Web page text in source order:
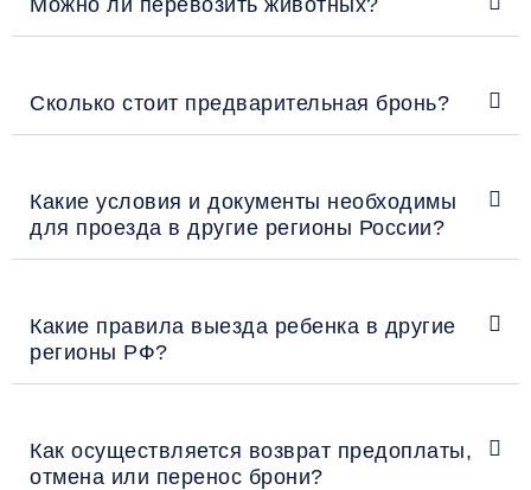
Сколько стоит предварительная бронь?
Какие условия и документы необходимы
для проезда в другие регионы России?
Какие правила выезда ребенка в другие
регионы РФ?
Как осуществляется возврат предоплаты,
отмена или перенос брони?